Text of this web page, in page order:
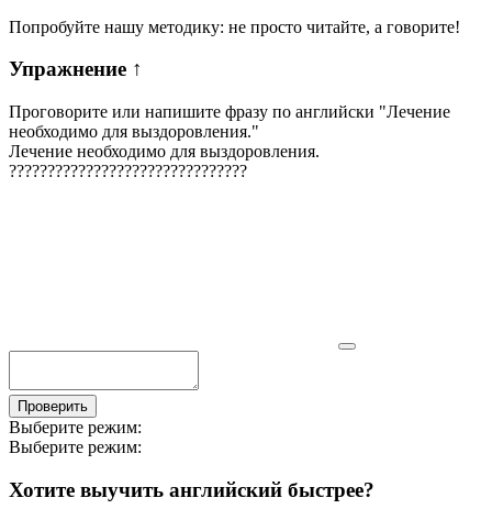
Попробуйте нашу методику: не просто читайте, а говорите!
Упражнение ↑
Проговорите или напишите фразу по английски "Лечение
необходимо для выздоровления."
Лечение необходимо для выздоровления.
???????????????????????????????
Проверить
Выберите режим:
Выберите режим:
Хотите выучить английский быстрее?